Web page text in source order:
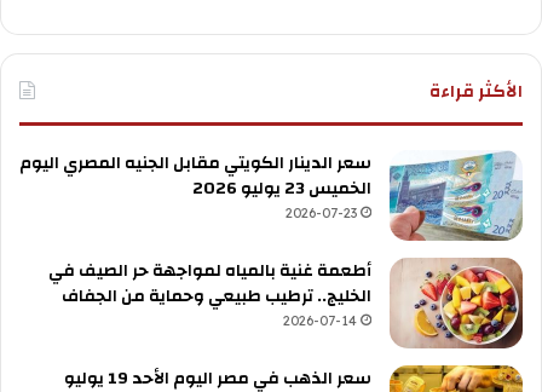
الأكثر قراءة
سعر الدينار الكويتي مقابل الجنيه المصري اليوم
الخميس 23 يوليو 2026
2026-07-23
أطعمة غنية بالمياه لمواجهة حر الصيف في
الخليج.. ترطيب طبيعي وحماية من الجفاف
2026-07-14
سعر الذهب في مصر اليوم الأحد 19 يوليو